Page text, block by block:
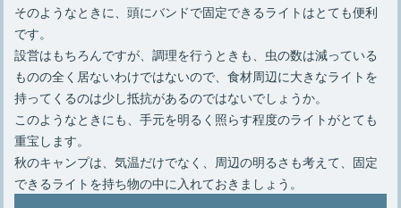
そのようなときに、頭にバンドで固定できるライトはとても便利
です。
設営はもちろんですが、調理を行うときも、虫の数は減っている
ものの全く居ないわけではないので、食材周辺に大きなライトを
持ってくるのは少し抵抗があるのではないでしょうか。
このようなときにも、手元を明るく照らす程度のライトがとても
重宝します。
秋のキャンプは、気温だけでなく、周辺の明るさも考えて、固定
できるライトを持ち物の中に入れておきましょう。